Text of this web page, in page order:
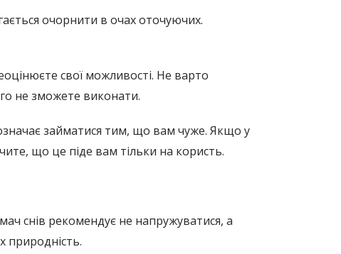
очорнити в очах оточуючих.
свої можливості. Не варто
не зможете виконати.
займатися тим, що вам чуже. Якщо у
що це піде вам тільки на користь.
снів рекомендує не напружуватися, а
природність.